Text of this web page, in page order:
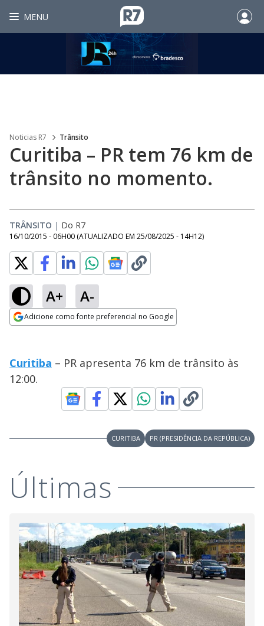
MENU
Noticias R7 Trânsito
Curitiba – PR tem 76 km de
trânsito no momento.
TRÂNSITO | Do R7
16/10/2015 - 06H00 (ATUALIZADO EM 25/08/2025 - 14H12)
A+ A-
Adicione como fonte preferencial no Google
Curitiba – PR apresenta 76 km de trânsito às
12:00.
CURITIBA PR (PRESIDÊNCIA DA REPÚBLICA)
Últimas